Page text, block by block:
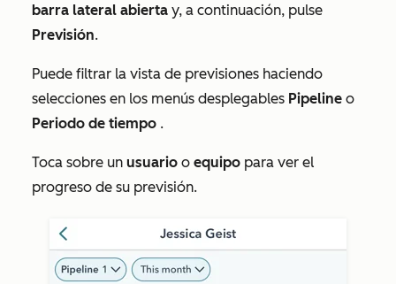
barra lateral abierta y, a continuación, pulse
Previsión.
Puede filtrar la vista de previsiones haciendo
selecciones en los menús desplegables Pipeline o
Periodo de tiempo .
Toca sobre un usuario o equipo para ver el
progreso de su previsión.